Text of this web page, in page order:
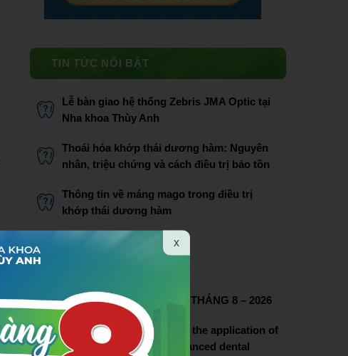
TIN TỨC NỔI BẬT
Lễ bàn giao hệ thống Zebris JMA Optic tại
Nha khoa Thùy Anh
Thoái hóa khớp thái dương hàm: Nguyên
nhân, triệu chứng và cách điều trị bảo tồn
Thông tin về máng mago trong điều trị
khớp thái dương hàm
Bác sĩ Phạm Thị Lâm
CHƯƠNG TRÌNH ƯU ĐÃI THÁNG 8 – 2026
Thuy Anh dental pioneers the application of
dental microscopy in advanced dental
x